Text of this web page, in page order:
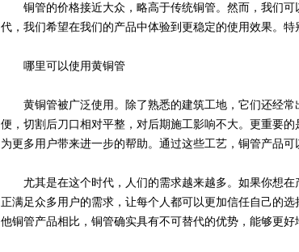
铜管的价格接近大众，略高于传统铜管。然而，我们可
代，我们希望在我们的产品中体验到更稳定的使用效果。
哪里可以使用黄铜管
黄铜管被广泛使用。除了熟悉的建筑工地，它们还经常
便，切割后刀口相对平整，对后期施工影响不大。更重要
为更多用户带来进一步的帮助。通过这些工艺，铜管产品可
尤其是在这个时代，人们的需求越来越多。如果你想在
正满足众多用户的需求，让每个人都可以更加信任自己的
他铜管产品相比，铜管确实具有不可替代的优势，能够更好